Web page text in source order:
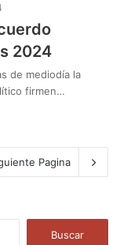
2024
de mediodía la
firmen…
Pagina